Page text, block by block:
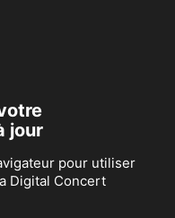
jour
pour utiliser
Digital Concert